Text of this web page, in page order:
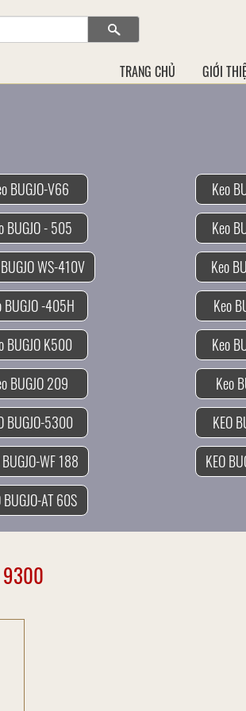
TRANG CHỦ GIỚI
BUGJO-V66 Keo
BUGJO - 505 Keo
Keo BUGJO WS-410V
BUGJO -405H Keo
Keo BUGJO K500
Keo BUGJO 209
BUGJO-5300 KEO
BUGJO-WF 188 KEO
BUGJO-AT 60S
9300